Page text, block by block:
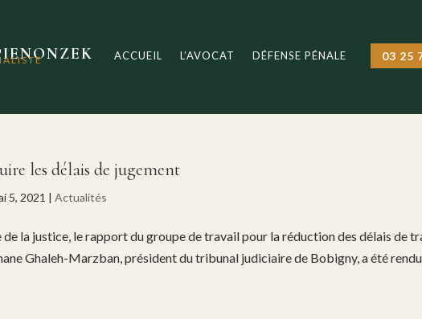
ACCUEIL L’AVOCAT DÉFENSE PÉNALE 03 25
les délais de jugement
5, 2021 |Actualités
la justice, le rapport du groupe de travail pour la réduction des délais de
Ghaleh-Marzban, président du tribunal judiciaire de Bobigny, a été